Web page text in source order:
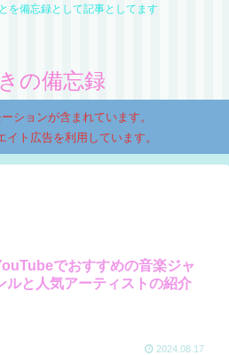
を備忘録として記事としてます
の備忘録
ションが含まれています。
イト広告を利用しています。
でおすすめの音楽ジャ
ルと人気アーティストの紹介
2024.08.17